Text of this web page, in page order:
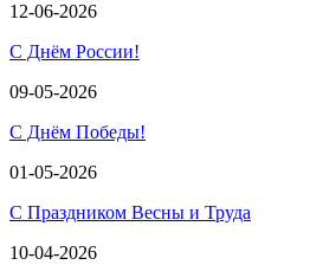
12-06-2026
С Днём России!
09-05-2026
С Днём Победы!
01-05-2026
С Праздником Весны и Труда
10-04-2026